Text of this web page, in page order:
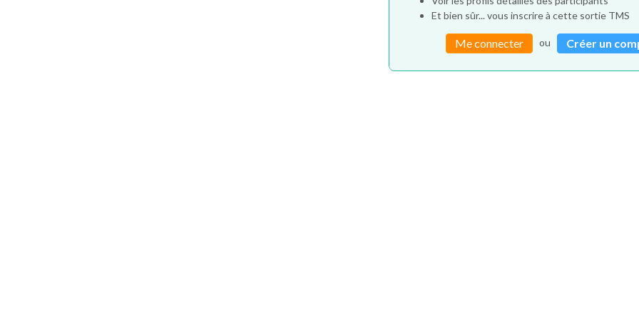
Et bien sûr... vous inscrire à cette sortie TMS
Me connecter ou Créer un